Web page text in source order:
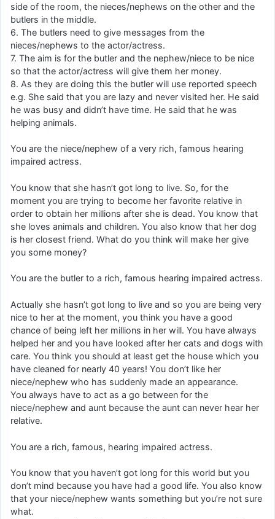
side of the room, the nieces/nephews on the other and the
butlers in the middle.
6. The butlers need to give messages from the
nieces/nephews to the actor/actress.
7. The aim is for the butler and the nephew/niece to be nice
so that the actor/actress will give them her money.
8. As they are doing this the butler will use reported speech
e.g. She said that you are lazy and never visited her. He said
he was busy and didn’t have time. He said that he was
helping animals.
You are the niece/nephew of a very rich, famous hearing
impaired actress.
You know that she hasn’t got long to live. So, for the
moment you are trying to become her favorite relative in
order to obtain her millions after she is dead. You know that
she loves animals and children. You also know that her dog
is her closest friend. What do you think will make her give
you some money?
You are the butler to a rich, famous hearing impaired actress.
Actually she hasn’t got long to live and so you are being very
nice to her at the moment, you think you have a good
chance of being left her millions in her will. You have always
helped her and you have looked after her cats and dogs with
care. You think you should at least get the house which you
have cleaned for nearly 40 years! You don’t like her
niece/nephew who has suddenly made an appearance.
You always have to act as a go between for the
niece/nephew and aunt because the aunt can never hear her
relative.
You are a rich, famous, hearing impaired actress.
You know that you haven’t got long for this world but you
don’t mind because you have had a good life. You also know
that your niece/nephew wants something but you’re not sure
what.